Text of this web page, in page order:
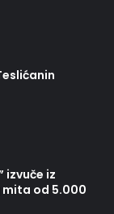
izvuče iz
od 5.000